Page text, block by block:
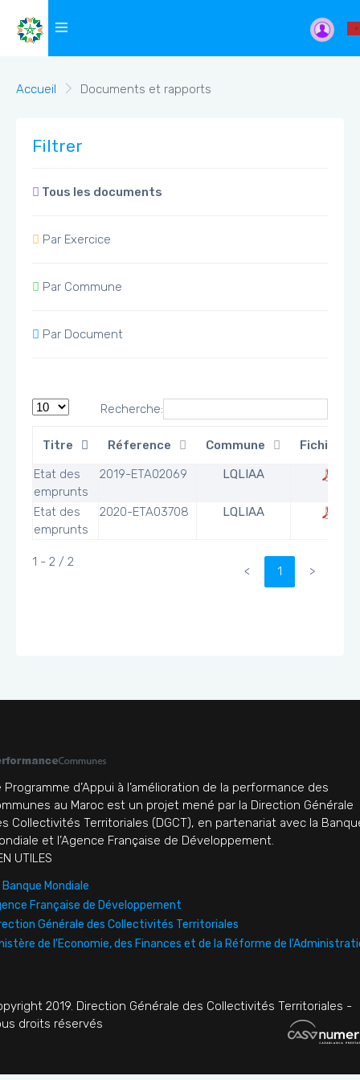
Accueil Documents et rapports
Filtrer
Tous les documents
Par Exercice
Par Commune
Par Document
Recherche:
Titre Réference Commune
Fichier
Etat des
emprunts
2019-ETA02069 LQLIAA
Etat des
emprunts
2020-ETA03708 LQLIAA
1 - 2 / 2
< 1 >
Programme d’Appui à l’amélioration de la performance des
au Maroc est un projet mené par la Direction Générale
Collectivités Territoriales (DGCT), en partenariat avec la
et l’Agence Française de Développement.
UTILES
Banque Mondiale
Française de Développement
Générale des Collectivités Territoriales
de l'Economie, des Finances et de la Réforme de
2019. Direction Générale des Collectivités Territoriales -
droits réservés